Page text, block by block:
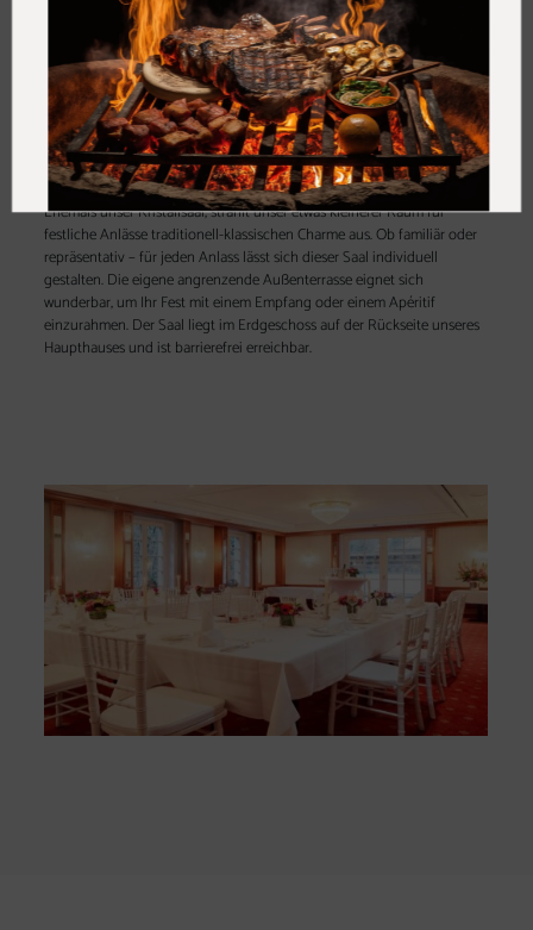
Raumgröße 60 m²
Fensterfront mit Blick ins idyllische Grün am Lauf der Dhünn
Teppichboden
eigene Terrasse
Barrierefreier Zugang
Ehemals unser Kristallsaal, strahlt unser etwas kleinerer Raum für
festliche Anlässe traditionell-klassischen Charme aus. Ob familiär oder
repräsentativ – für jeden Anlass lässt sich dieser Saal individuell
gestalten. Die eigene angrenzende Außenterrasse eignet sich
wunderbar, um Ihr Fest mit einem Empfang oder einem Apéritif
einzurahmen. Der Saal liegt im Erdgeschoss auf der Rückseite unseres
Haupthauses und ist barrierefrei erreichbar.